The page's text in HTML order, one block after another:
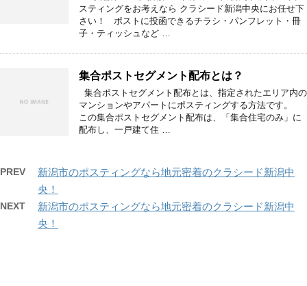
スティングをお考えなら クラシード新潟中央にお任せ下
さい！ ポストに投函できるチラシ・パンフレット・冊
子・ティッシュなど …
集合ポストセグメント配布とは？
集合ポストセグメント配布とは、指定されたエリア内の
マンションやアパートにポスティングする方法です。
この集合ポストセグメント配布は、「集合住宅のみ」に
配布し、一戸建て住 …
PREV
新潟市のポスティングなら地元密着のクラシード新潟中
央！
NEXT
新潟市のポスティングなら地元密着のクラシード新潟中
央！